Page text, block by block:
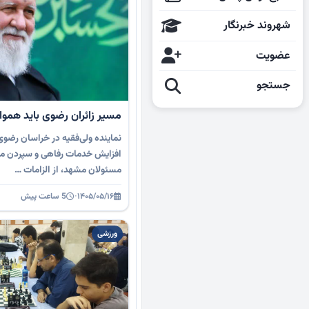
شهروند خبرنگار
عضویت
جستجو
مسیر زائران رضوی باید
نماینده ولی‌فقیه در خراسان
افزایش خدمات رفاهی و سپردن
مسئولان مشهد، از الزامات …
۱۴۰۵/۰۵/۱۶· 5 ساعت پیش
ورزشی